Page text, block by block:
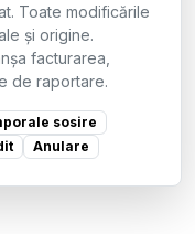
Toate modificările
și origine.
facturarea,
de raportare.
sosire
Anulare